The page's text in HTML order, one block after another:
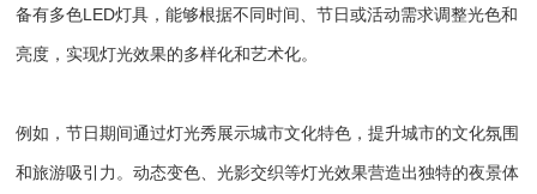
备有多色LED灯具，能够根据不同时间、节日或活动需求调整光色和
亮度，实现灯光效果的多样化和艺术化。
例如，节日期间通过灯光秀展示城市文化特色，提升城市的文化氛围
和旅游吸引力。动态变色、光影交织等灯光效果营造出独特的夜景体